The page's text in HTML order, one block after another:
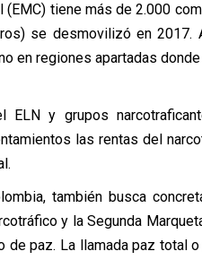
tiene más de 2.000
se desmovilizó en 2017.
en regiones apartadas
y grupos
las rentas del
también busca
y la Segunda
de paz. La llamada paz total